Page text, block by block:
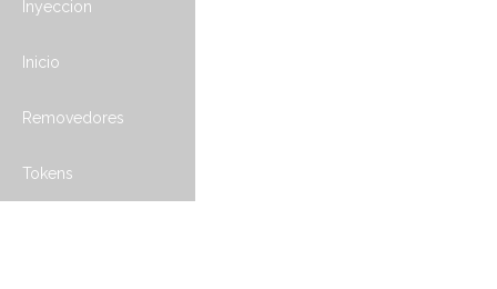
Inyeccion
Inicio
Removedores
Tokens